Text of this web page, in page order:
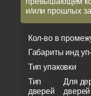
и/или прошлых
Кол-во в
Габариты инд
Тип упаковки
Тип
дверей
Для
дверей